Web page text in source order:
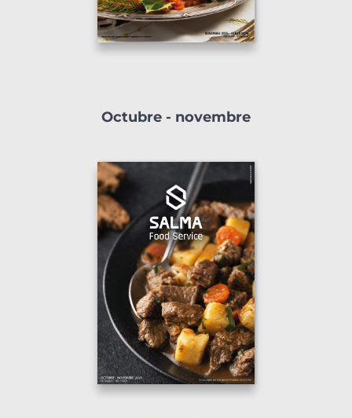
Octubre - novembre